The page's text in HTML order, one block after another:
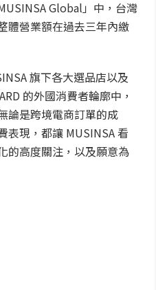
Global」中，台灣
體營業額在過去三年內繳
旗下各大選品店以及
的外國消費者輪廓中，
論是跨境電商訂單的成
表現，都讓 MUSINSA 看
的高度關注，以及願意為